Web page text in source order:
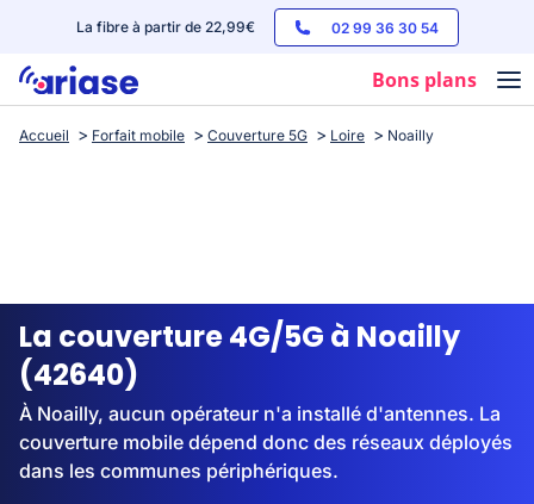
La fibre à partir de 22,99€ 02 99 36 30 54
Bons plans
Box internet
Streaming
Accueil Forfait mobile Couverture 5G Loire Noailly
La couverture 4G/5G à Noailly
(42640)
À Noailly, aucun opérateur n'a installé d'antennes. La
couverture mobile dépend donc des réseaux déployés
dans les communes périphériques.